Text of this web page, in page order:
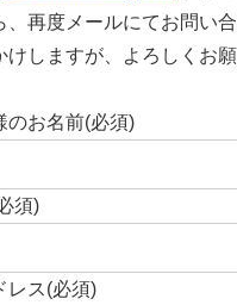
、再度メールにてお問い合
けしますが、よろしくお願
お名前(必須)
須)
レス(必須)